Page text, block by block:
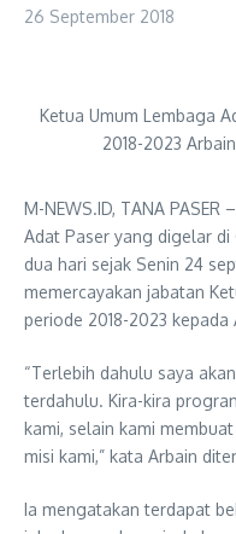
26 September 2018
Ketua Umum Lembaga
2018-2023
M-NEWS.ID, TANA
Adat Paser yang digelar
dua hari sejak Senin 24
memercayakan jabatan
periode 2018-2023 kepada
“Terlebih dahulu saya
terdahulu. Kira-kira
kami, selain kami
misi kami,” kata Arbain
Ia mengatakan terdapat